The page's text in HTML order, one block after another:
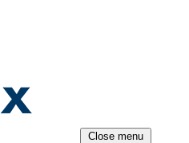
Close menu